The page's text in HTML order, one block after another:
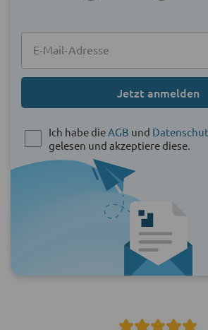
Jetzt anmelden
Ich habe die AGB und
gelesen und akzeptiere diese.